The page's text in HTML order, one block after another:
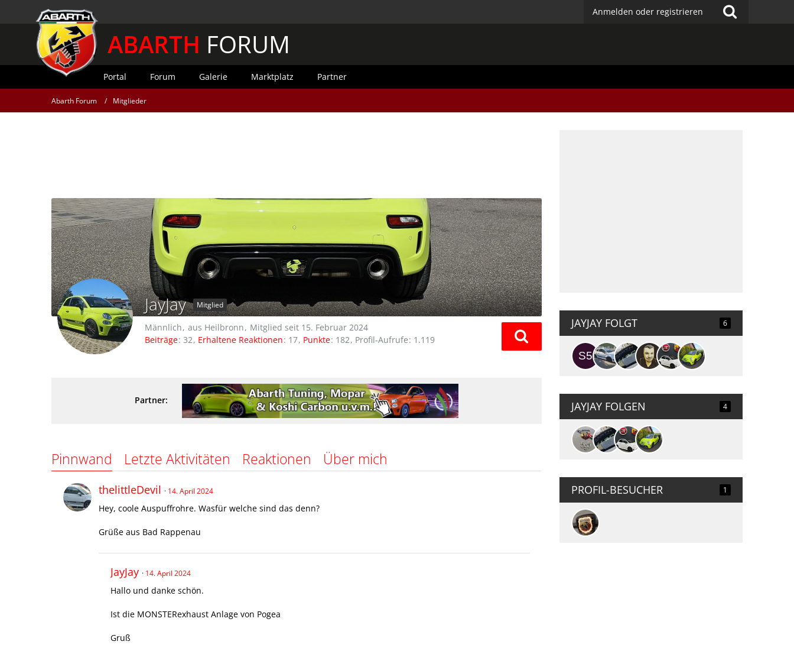
Anmelden oder registrieren
ABARTH FORUM
Portal Forum Galerie Marktplatz Partner
Abarth Forum Mitglieder
JayJay Mitglied
Männlich aus Heilbronn
Mitglied seit 15. Februar 2024
Beiträge 32 Erhaltene Reaktionen 17 Punkte 182 Profil-Aufrufe 1.119
Partner:
Pinnwand Letzte Aktivitäten Reaktionen Über mich
thelittleDevil 14. April 2024
Hey, coole Auspuffrohre. Wasfür welche sind das denn?
Grüße aus Bad Rappenau
JayJay 14. April 2024
Hallo und danke schön.
Ist die MONSTERexhaust Anlage von Pogea
Gruß
JAYJAY FOLGT 6
JAYJAY FOLGEN 4
PROFIL-BESUCHER 1